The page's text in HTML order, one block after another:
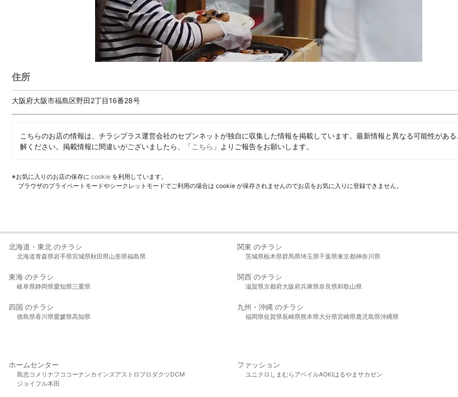
住所
大阪府大阪市福島区野田2丁目16番28号
こちらのお店の情報は、チラシプラス運営会社のセブンネットが独自に収集した情報を掲載しています。最新情報と異なる可能性があ
解ください。掲載情報に間違いがございましたら、「こちら 」よりご報告をお願いします。
※お気に入りのお店の保存に cookie を利用しています。
ブラウザのプライベートモードやシークレットモードでご利用の場合は cookie が保存されませんのでお店をお気に入りに登録できません。
北海道・東北 のチラシ
北海道青森県岩手県宮城県秋田県山形県福島県
関東 のチラシ
茨城県栃木県群馬県埼玉県千葉県東京都神奈川県
東海 のチラシ
岐阜県静岡県愛知県三重県
関西 のチラシ
滋賀県京都府大阪府兵庫県奈良県和歌山県
四国 のチラシ
徳島県香川県愛媛県高知県
九州・沖縄 のチラシ
福岡県佐賀県長崎県熊本県大分県宮崎県鹿児島県沖縄県
ホームセンター
島忠 コメリ ナフコ コーナンカインズアストロプロダクツDCM
ジョイフル本田
ファッション
ユニクロ しまむら アベイルAOKIはるやま サカゼン